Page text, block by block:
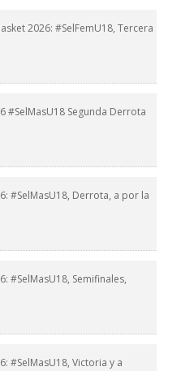
2026: #SelFemU18, Tercera
#SelMasU18 Segunda Derrota
#SelMasU18, Derrota, a por la
#SelMasU18, Semifinales,
#SelMasU18, Victoria y a